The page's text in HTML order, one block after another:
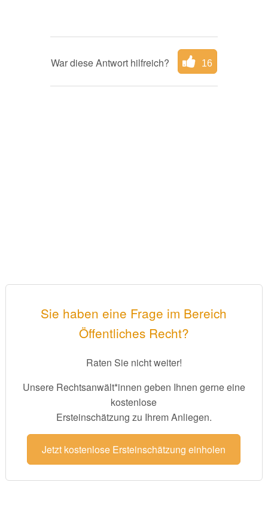
War diese Antwort hilfreich? 16
Sie haben eine Frage im Bereich
Öffentliches Recht?
Raten Sie nicht weiter!
Unsere Rechtsanwält*innen geben Ihnen gerne eine
kostenlose
Ersteinschätzung zu Ihrem Anliegen.
Jetzt kostenlose Ersteinschätzung einholen